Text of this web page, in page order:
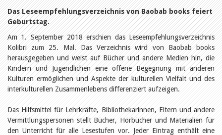
Agenda
Services
Utiliser biblioBE.ch
Les bibliothèques informent
Organisation
Locaux et infrastructure
Collections
Utilisation
Finances
Personnel
Gestion de la qualité
Droit et politique
Relations publiques
Du monde entier
Divers
A lire
Das Leseempfehlungsverzeichnis von Baobab books feiert
Geburtstag.
Am 1. September 2018 erschien das Leseempfehlungsverzeichnis
Kolibri zum 25. Mal. Das Verzeichnis wird von Baobab books
herausgegeben und weist auf Bücher und andere Medien hin, die
Kindern und Jugendlichen eine offene Begegnung mit anderen
Kulturen ermöglichen und Aspekte der kulturellen Vielfalt und des
interkulturellen Zusammenlebens differenziert aufzeigen.
Das Hilfsmittel für Lehrkräfte, Bibliothekarinnen, Eltern und andere
Vermittlungspersonen stellt Bücher, Hörbücher und Materialien für
den Unterricht für alle Lesestufen vor. Jeder Eintrag enthält eine